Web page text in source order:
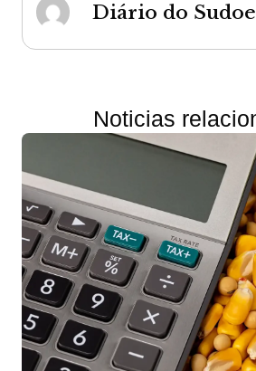
Diário do
Noticias